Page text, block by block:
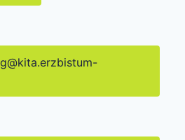
@kita.erzbistum-